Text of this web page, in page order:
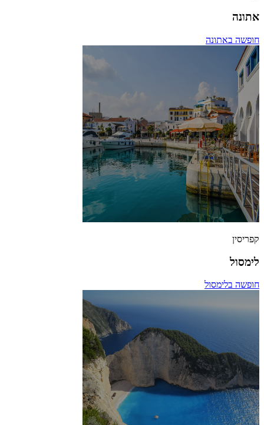
אתונה
חופשה באתונה
קפריסין
לימסול
חופשה בלימסול